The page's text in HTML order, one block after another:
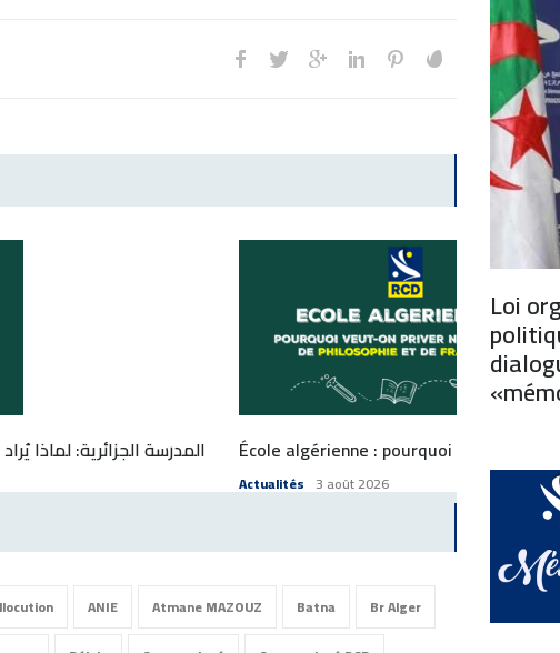
المدرسة الجزائرية: لماذا École algérienne : pourquoi veut-on
Actualités 3 août 2026
ANIE Atmane MAZOUZ Batna
Br Alger
Loi